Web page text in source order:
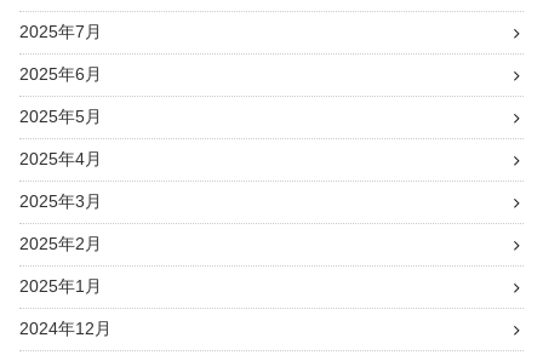
2025年7月
2025年6月
2025年5月
2025年4月
2025年3月
2025年2月
2025年1月
2024年12月